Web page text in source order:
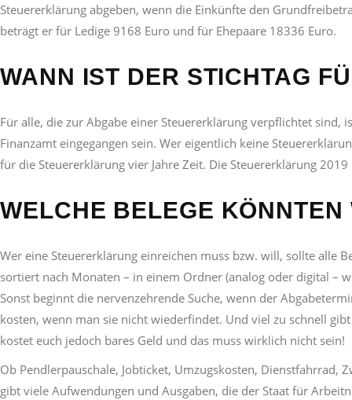
Steuererklärung abgeben, wenn die Einkünfte den
beträgt er für Ledige 9168 Euro und für Ehepaare 18336 Euro.
WANN IST DER STICHTAG
Für alle, die zur Abgabe einer Steuererklärung verpflichtet sind,
Finanzamt eingegangen sein. Wer eigentlich keine
für die Steuererklärung vier Jahre Zeit. Die Steuererklärung
WELCHE BELEGE KÖNNTEN
Wer eine Steuererklärung einreichen muss bzw. will, sollte alle
sortiert nach Monaten – in einem Ordner (analog oder digital –
Sonst beginnt die nervenzehrende Suche, wenn der
kosten, wenn man sie nicht wiederfindet. Und viel zu schnell
kostet euch jedoch bares Geld und das muss wirklich nicht sein!
Ob Pendlerpauschale, Jobticket, Umzugskosten, Dienstfahrrad,
gibt viele Aufwendungen und Ausgaben, die der Staat für